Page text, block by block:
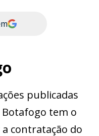
publicadas
tem o
contratação do